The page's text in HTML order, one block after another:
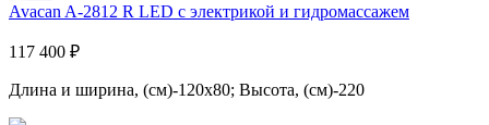
Avacan A-2812 R LED с электрикой и гидромассажем
117 400 ₽
Длина и ширина, (см)-120x80; Высота, (см)-220